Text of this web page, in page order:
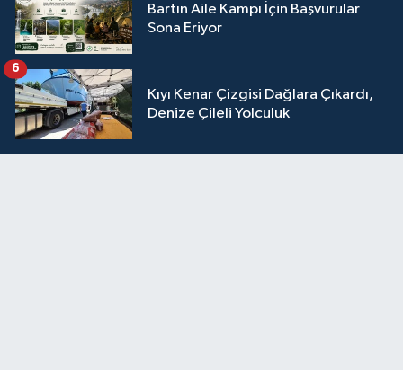
Bartın Aile Kampı İçin Başvurular
Sona Eriyor
Kıyı Kenar Çizgisi Dağlara Çıkardı,
Denize Çileli Yolculuk
6